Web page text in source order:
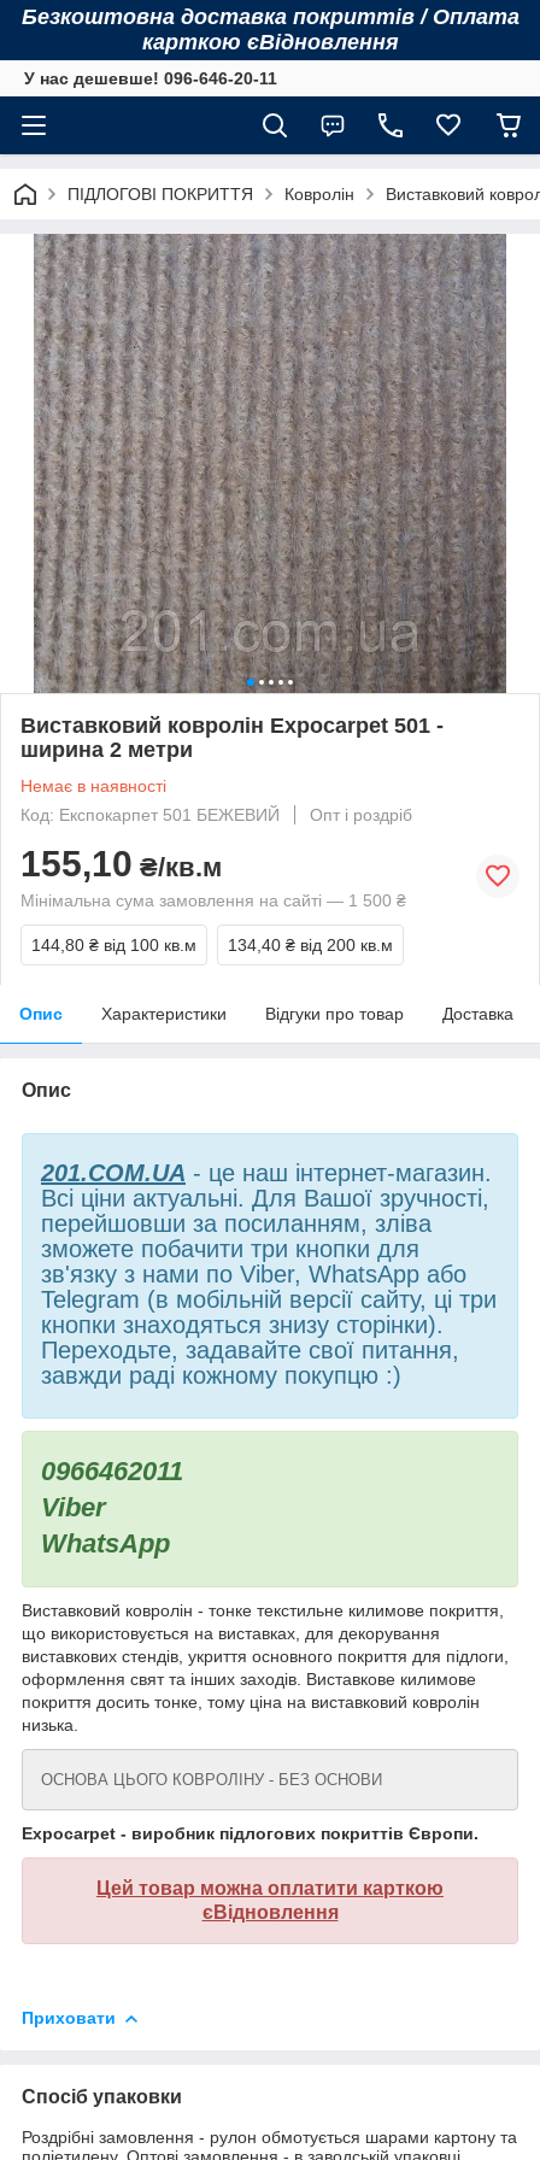
Безкоштовна доставка покриттів / Оплата
карткою єВідновлення
У нас дешевше! 096-646-20-11
ПІДЛОГОВІ ПОКРИТТЯ Ковролін Виставковий
Виставковий ковролін Expocarpet 501 -
ширина 2 метри
Немає в наявності
Код: Експокарпет 501 БЕЖЕВИЙ
Опт і роздріб
155,10 ₴/кв.м
Мінімальна сума замовлення на сайті — 1 500 ₴
144,80 ₴ від 100 кв.м 134,40 ₴ від 200 кв.м
Опис Характеристики Відгуки про товар Доставка
Опис
201.COM.UA - це наш інтернет-магазин.
Всі ціни актуальні. Для Вашої зручності,
перейшовши за посиланням, зліва
зможете побачити три кнопки для
зв'язку з нами по Viber, WhatsApp або
Telegram (в мобільній версії сайту, ці три
кнопки знаходяться знизу сторінки).
Переходьте, задавайте свої питання,
завжди раді кожному покупцю :)
0966462011
Viber
WhatsApp
Виставковий ковролін - тонке текстильне килимове покриття,
що використовується на виставках, для декорування
виставкових стендів, укриття основного покриття для підлоги,
оформлення свят та інших заходів. Виставкове килимове
покриття досить тонке, тому ціна на виставковий ковролін
низька.
ОСНОВА ЦЬОГО КОВРОЛІНУ - БЕЗ ОСНОВИ
Expocarpet - виробник підлогових покриттів Європи.
Цей товар можна оплатити карткою
єВідновлення
Приховати
Спосіб упаковки
Роздрібні замовлення - рулон обмотується шарами картону та
поліетилену. Оптові замовлення - в заводській упаковці.